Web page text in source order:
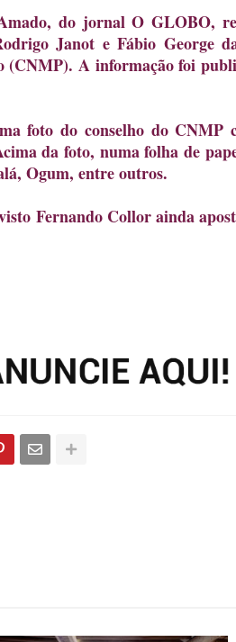
do jornal O GLOBO,
Janot e Fábio George
(CNMP). A informação foi
foto do conselho do CNMP
da foto, numa folha de
Ogum, entre outros.
Fernando Collor ainda